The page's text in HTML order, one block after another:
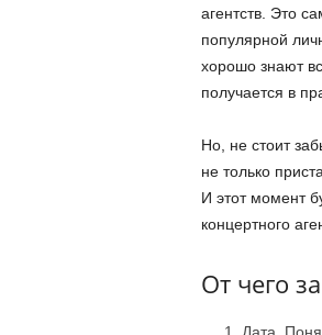
агентств. Это
популярной
хорошо знают
получается в
Но, не стоит
не только
И этот момент
концертного
От чего
Дата.